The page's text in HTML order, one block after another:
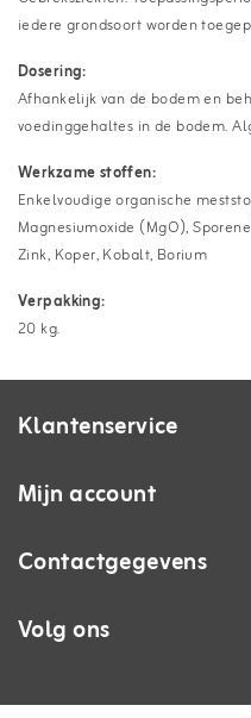
iedere grondsoort worden
Dosering:
Afhankelijk van de bodem en
voedinggehaltes in de bodem.
Werkzame stoffen:
Enkelvoudige organische
Magnesiumoxide (MgO),
Zink, Koper, Kobalt, Borium
Verpakking:
20 kg.
Klantenservice
Mijn account
Contactgegevens
Volg ons